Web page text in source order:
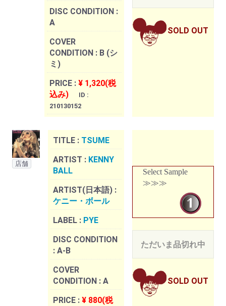
DISC CONDITION :
A
COVER
CONDITION : B (シ
ミ)
PRICE : ¥ 1,320(税
込み)
ID :
210130152
SOLD OUT
店舗
TITLE : TSUME
ARTIST : KENNY
BALL
ARTIST(日本語) :
ケニー・ボール
LABEL : PYE
DISC CONDITION
: A-B
COVER
CONDITION : A
PRICE : ¥ 880(税
Select Sample
≫≫≫
ただいま品切れ中
SOLD OUT